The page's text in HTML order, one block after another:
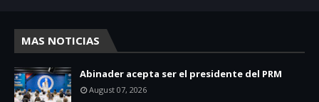
MAS NOTICIAS
Abinader acepta ser el presidente del PRM
August 07, 2026